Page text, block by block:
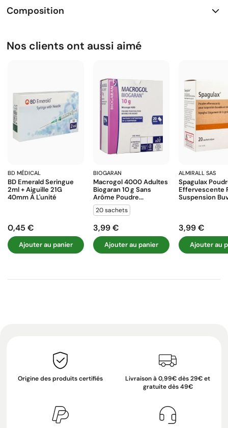
Composition
Nos clients ont aussi aimé
BD MÉDICAL
BD Emerald Seringue
2ml + Aiguille 21G
40mm À L'unité
Prix
0,45 €
Ajouter au panier
BIOGARAN
Macrogol 4000 Adultes
Biogaran 10 G Sans
Arôme Poudre...
20 sachets
Prix
3,99 €
Ajouter au panier
ALMIRALL SAS
Spagulax
Effervescente
Suspension
Prix
3,99 €
Ajouter au
Origine des produits certifiés
Livraison à 0,99€ dès 29€ et
gratuite dès 49€